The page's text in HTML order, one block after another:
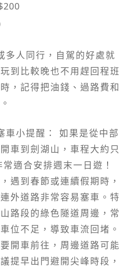
多人同行，自駕的好處就
到比較晚也不用趕回程班
，記得把油錢、過路費和
車小提醒： 如果是從中部
車到劍湖山，車程大約只
適合安排週末一日遊！
遇到春節或連續假期時，
外道路非常容易塞車。特
路段的綠色隧道周邊，常
位不足，導致車流回堵。
開車前往，周邊道路可能
提早出門避開尖峰時段，